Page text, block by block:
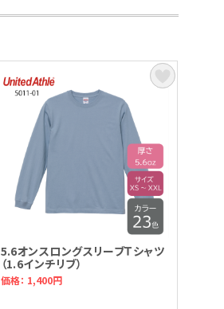
5.6オンスロングスリーブＴシャツ
（1.6インチリブ）
価格： 1,400円